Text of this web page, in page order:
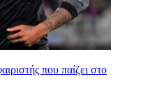
που παίζει στο